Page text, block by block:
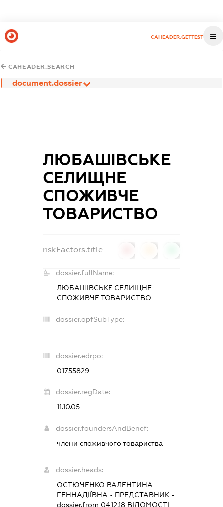
CAHEADER.GETTEST
CAHEADER.SEARCH
document.dossier
ЛЮБАШІВСЬКЕ
СЕЛИЩНЕ
СПОЖИВЧЕ
ТОВАРИСТВО
riskFactors.title
dossier.fullName:
ЛЮБАШІВСЬКЕ СЕЛИЩНЕ
СПОЖИВЧЕ ТОВАРИСТВО
dossier.opfSubType:
-
dossier.edrpo:
01755829
dossier.regDate:
11.10.05
dossier.foundersAndBenef:
члени споживчого товариства
dossier.heads:
ОСТЮЧЕНКО ВАЛЕНТИНА
ГЕННАДІЇВНА - ПРЕДСТАВНИК -
dossier.from 04.12.18ВІДОМОСТІ